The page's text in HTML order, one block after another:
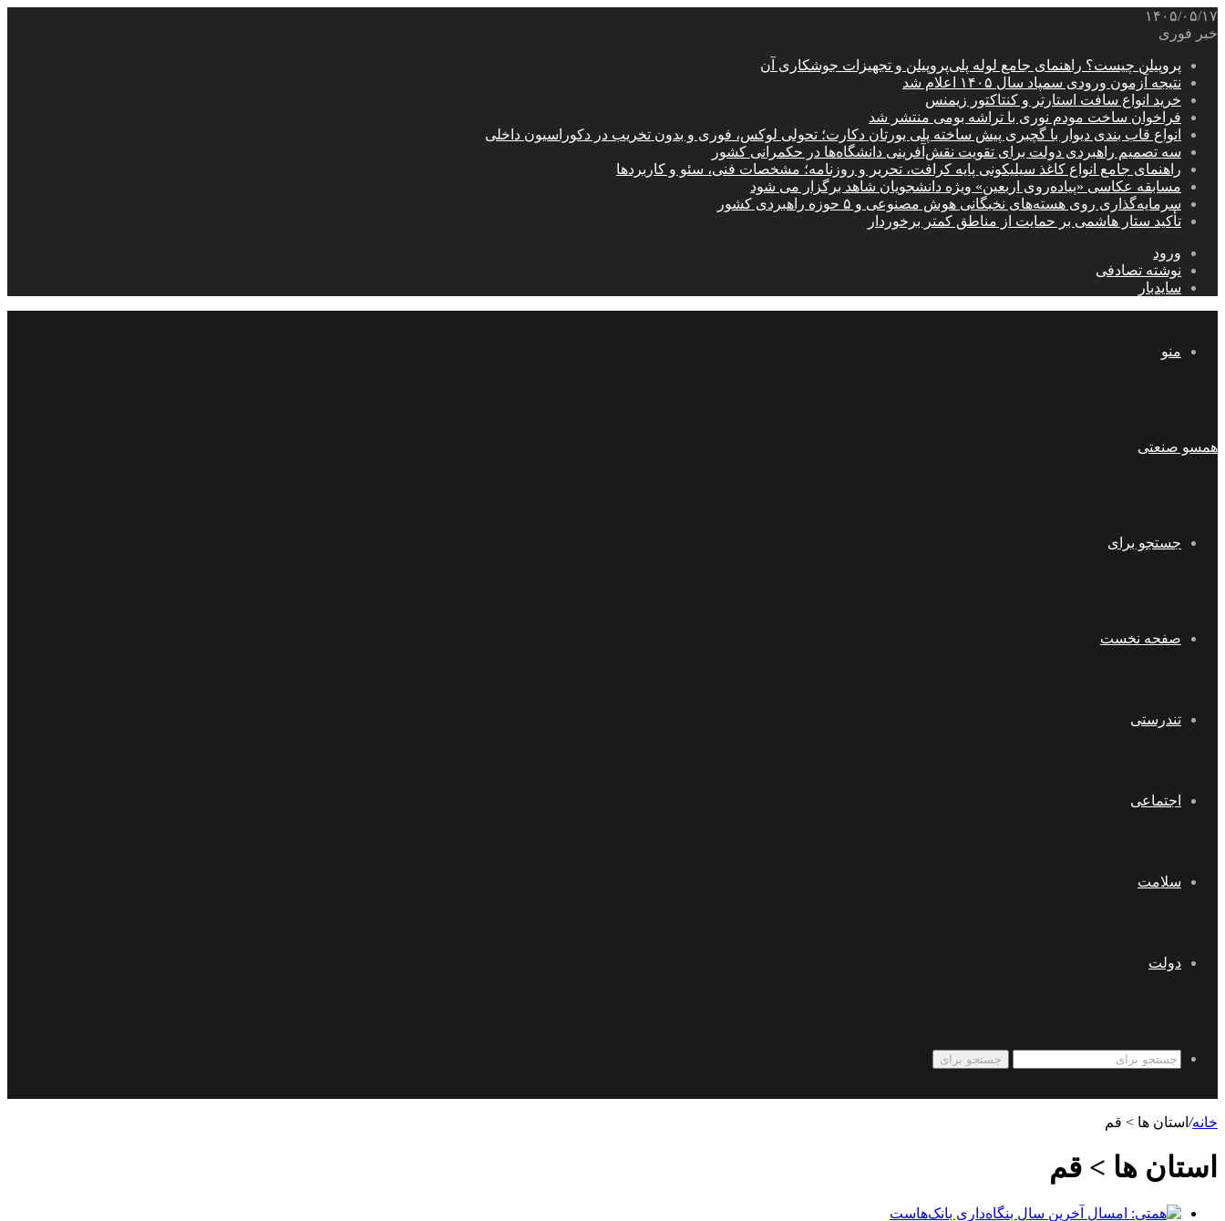
۱۴۰۵/۰۵/۱۷
خبر فوری
پروپیلن چیست؟ راهنمای جامع لوله پلی‌پروپیلن و تجهیزات جوشکاری آن
نتیجه آزمون ورودی سمپاد سال ۱۴۰۵ اعلام شد
خرید انواع سافت استارتر و کنتاکتور زیمنس
فراخوان ساخت مودم نوری با تراشه بومی منتشر شد
انواع قاب بندی دیوار با گچبری پیش ساخته پلی یورتان دکارت؛ تحولی لوکس، فوری و بدون تخریب در دکوراسیون داخلی
سه تصمیم راهبردی دولت برای تقویت نقش‌آفرینی دانشگاه‌ها در حکمرانی کشور
راهنمای جامع انواع کاغذ سیلیکونی پایه کرافت، تحریر و روزنامه؛ مشخصات فنی، سئو و کاربردها
مسابقه عکاسی «پیاده‌روی اربعین» ویژه دانشجویان شاهد برگزار می شود
سرمایه‌گذاری روی هسته‌های نخبگانی هوش مصنوعی و ۵ حوزه راهبردی کشور
تأکید ستار هاشمی بر حمایت از مناطق کمتر برخوردار
ورود
نوشته تصادفی
سایدبار
منو
همسو صنعتی
جستجو برای
صفحه نخست
تندرستی
اجتماعی
سلامت
دولت
جستجو برای
خانه/ استان ها > قم
استان ها > قم